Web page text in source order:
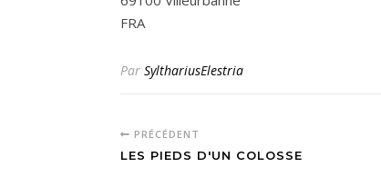
FRA
Par SylthariusElestria
PRÉCÉDENT
LES PIEDS D'UN COLOSSE